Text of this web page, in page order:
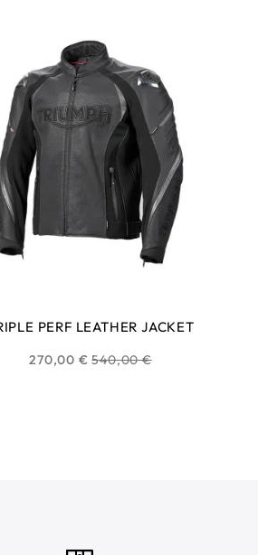
PERF LEATHER JACKET
270,00 € Prix
540,00 €